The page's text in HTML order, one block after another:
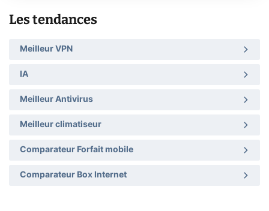
Les tendances
Meilleur VPN
IA
Meilleur Antivirus
Meilleur climatiseur
Comparateur Forfait mobile
Comparateur Box Internet